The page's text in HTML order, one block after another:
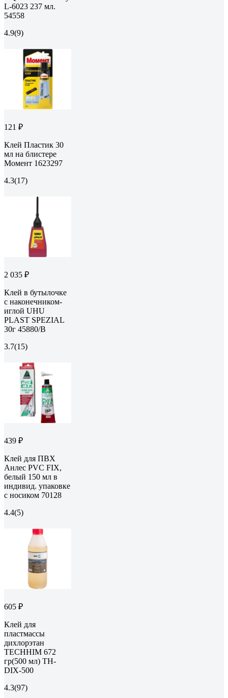
L-6023 237 мл.
54558
4.9(9)
121 ₽
Клей Пластик 30
мл на блистере
Момент 1623297
4.3(17)
2 035 ₽
Клей в бутылочке
с наконечником-
иглой UHU
PLAST SPEZIAL
30г 45880/B
3.7(15)
439 ₽
Клей для ПВХ
Анлес PVC FIX,
белый 150 мл в
индивид. упаковке
с носиком 70128
4.4(5)
605 ₽
Клей для
пластмассы
дихлорэтан
TECHHIM 672
гр(500 мл) TH-
DIX-500
4.3(97)